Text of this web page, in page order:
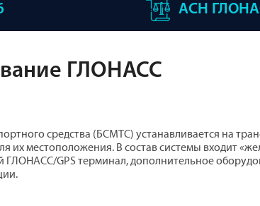
АСН
ГЛОНАСС
средства (БСМТС) устанавливается на
их местоположения. В состав системы входит
GPS терминал, дополнительное